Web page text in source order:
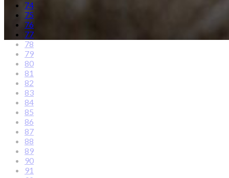
74
75
76
77
78
79
80
81
82
83
84
85
86
87
88
89
90
91